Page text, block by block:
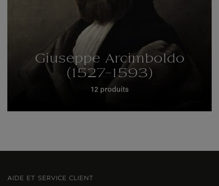
Giuseppe Arcimboldo
(1527-1593)
12 produits
AIDE ET SERVICE CLIENT